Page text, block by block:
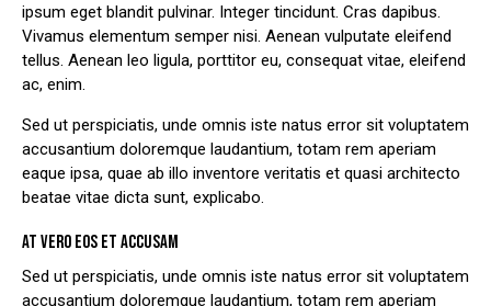
ipsum eget blandit pulvinar. Integer tincidunt. Cras dapibus.
Vivamus elementum semper nisi. Aenean vulputate eleifend
tellus. Aenean leo ligula, porttitor eu, consequat vitae, eleifend
ac, enim.
Sed ut perspiciatis, unde omnis iste natus error sit voluptatem
accusantium doloremque laudantium, totam rem aperiam
eaque ipsa, quae ab illo inventore veritatis et quasi architecto
beatae vitae dicta sunt, explicabo.
AT VERO EOS ET ACCUSAM
Sed ut perspiciatis, unde omnis iste natus error sit voluptatem
accusantium doloremque laudantium, totam rem aperiam